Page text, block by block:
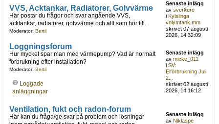
VVS, Acktankar, Radiatorer, Golvvärme
Här postar du frågor och svar angående VVS,
acktankar, radiatorer, golvvärme och allt som hör till.
Moderator: Bertil
Senaste inlägg
avsverkerc
iKylslinga
volymtank mm
skrivet 07 augusti
2026, 14:32:09
Loggningsforum
Hur mycket spar man med värmepump? Vad är normalt
förbrukning efter installation?
Moderator: Bertil
Loggade
anläggningar
Senaste inlägg
avmicke_011
iSV:
Elförbrukning Juli
2...
skrivet 02 augusti
2026, 14:16:12
Ventilation, fukt och radon-forum
Här kan du fråga/ge svar på problem och lösningar
Senaste inlägg
avNiklaspe